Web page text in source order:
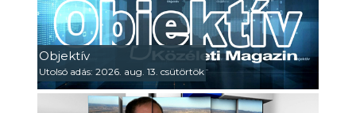
Objektív
Utolsó adás: 2026. aug. 13. csütörtök